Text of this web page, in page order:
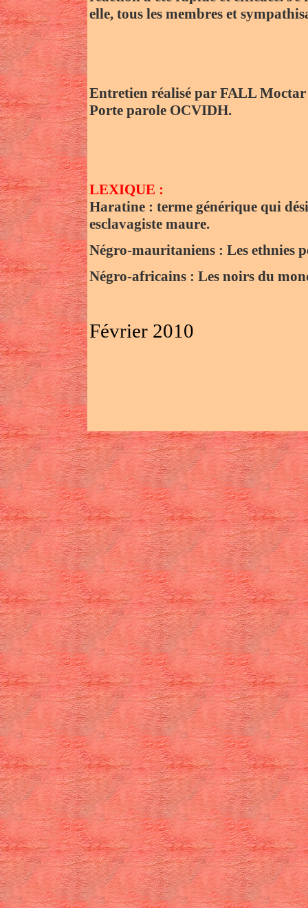
elle, tous les membres et
Entretien réalisé par FALL Moctar
Porte parole OCVIDH.
LEXIQUE :
Haratine : terme générique qui
esclavagiste maure.
Négro-mauritaniens : Les ethnies
Négro-africains : Les noirs du
Février 2010